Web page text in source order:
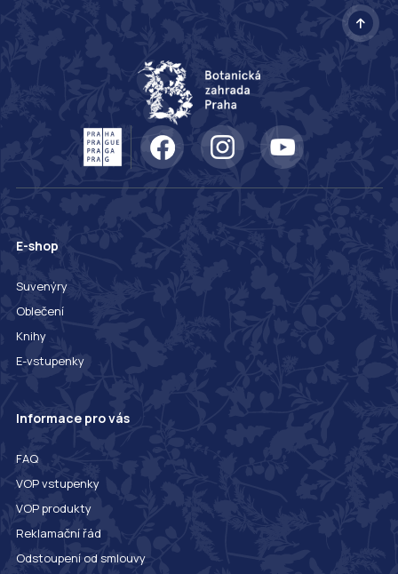
E-shop
Suvenýry
Oblečení
Knihy
E-vstupenky
Informace pro vás
FAQ
VOP vstupenky
VOP produkty
Reklamační řád
Odstoupení od smlouvy